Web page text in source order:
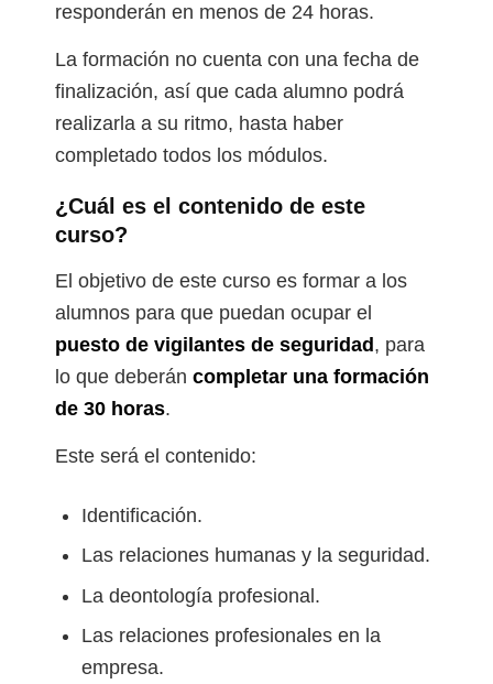
responderán en menos de 24 horas.
La formación no cuenta con una fecha de
finalización, así que cada alumno podrá
realizarla a su ritmo, hasta haber
completado todos los módulos.
¿Cuál es el contenido de este
curso?
El objetivo de este curso es formar a los
alumnos para que puedan ocupar el
puesto de vigilantes de seguridad, para
lo que deberán completar una formación
de 30 horas.
Este será el contenido:
Identificación.
Las relaciones humanas y la seguridad.
La deontología profesional.
Las relaciones profesionales en la
empresa.